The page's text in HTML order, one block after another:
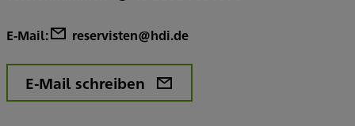
E-Mail: reservisten@hdi.de
E-Mail schreiben